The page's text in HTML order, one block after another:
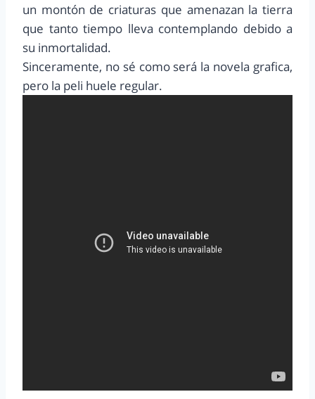
un montón de criaturas que amenazan la tierra
que tanto tiempo lleva contemplando debido a
su inmortalidad.
Sinceramente, no sé como será la novela grafica,
pero la peli huele regular.